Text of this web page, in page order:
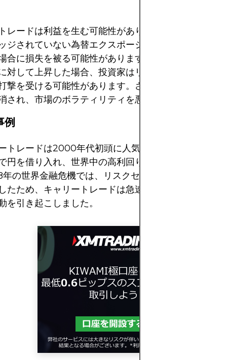
レードは利益を生む可能性がありますが、大きなリ
ジされていない為替エクスポージャーは、為替レー
合に損失を被る可能性があります。例えば、調達通
対して上昇した場合、投資家はリターンの減少と為
撃を受ける可能性があります。さらに、これらの戦
され、市場のボラティリティを悪化させます。
例
トレードは2000年代初頭に人気を博しました。投資
円を借り入れ、世界中の高利回り資産に投資しまし
の世界金融危機では、リスクセンチメントが反転し
たため、キャリートレードは急速に解消され、通貨
を引き起こしました。